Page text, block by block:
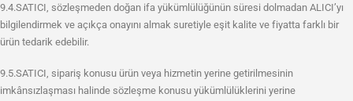
9.4.SATICI, sözleşmeden doğan ifa yükümlülüğünün süresi dolmadan ALICI’yı
bilgilendirmek ve açıkça onayını almak suretiyle eşit kalite ve fiyatta farklı bir
ürün tedarik edebilir.
9.5.SATICI, sipariş konusu ürün veya hizmetin yerine getirilmesinin
imkânsızlaşması halinde sözleşme konusu yükümlülüklerini yerine